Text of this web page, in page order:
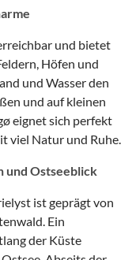
und bietet
Höfen und
und Wasser den
und auf kleinen
eignet sich perfekt
viel Natur und Ruhe.
und Ostseeblick
ist geprägt von
Ein
der Küste